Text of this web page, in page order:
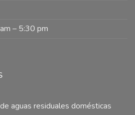
– 5:30 pm
aguas residuales domésticas